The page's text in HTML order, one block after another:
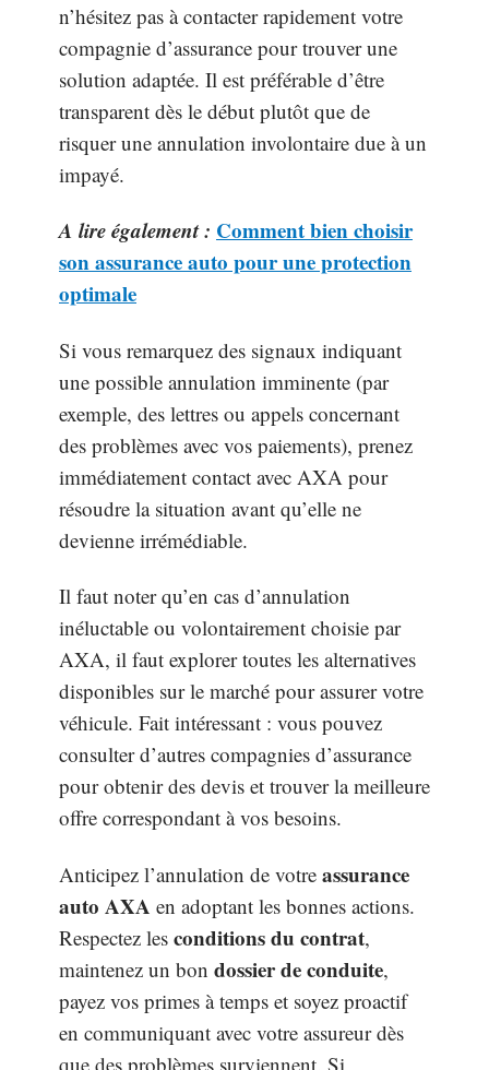
n’hésitez pas à contacter rapidement votre
compagnie d’assurance pour trouver une
solution adaptée. Il est préférable d’être
transparent dès le début plutôt que de
risquer une annulation involontaire due à un
impayé.
A lire également : Comment bien choisir
son assurance auto pour une protection
optimale
Si vous remarquez des signaux indiquant
une possible annulation imminente (par
exemple, des lettres ou appels concernant
des problèmes avec vos paiements), prenez
immédiatement contact avec AXA pour
résoudre la situation avant qu’elle ne
devienne irrémédiable.
Il faut noter qu’en cas d’annulation
inéluctable ou volontairement choisie par
AXA, il faut explorer toutes les alternatives
disponibles sur le marché pour assurer votre
véhicule. Fait intéressant : vous pouvez
consulter d’autres compagnies d’assurance
pour obtenir des devis et trouver la meilleure
offre correspondant à vos besoins.
Anticipez l’annulation de votre assurance
auto AXA en adoptant les bonnes actions.
Respectez les conditions du contrat,
maintenez un bon dossier de conduite,
payez vos primes à temps et soyez proactif
en communiquant avec votre assureur dès
que des problèmes surviennent. Si